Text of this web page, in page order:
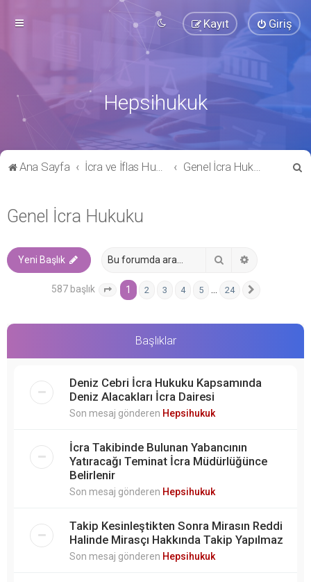
Giriş
Kayıt
Hepsihukuk
Ana Sayfa İcra ve İflas Hukuku Genel İcra Hukuku
Genel İcra Hukuku
Yeni Başlık
587 başlık . sayfa (Toplam24 sayfa)
1 2 3 4 5 24
Başlıklar
Deniz Cebri İcra Hukuku Kapsamında
Deniz Alacakları İcra Dairesi
Son mesaj gönderen Hepsihukuk
İcra Takibinde Bulunan Yabancının
Yatıracağı Teminat İcra Müdürlüğünce
Belirlenir
Son mesaj gönderen Hepsihukuk
Takip Kesinleştikten Sonra Mirasın Reddi
Halinde Mirasçı Hakkında Takip Yapılmaz
Son mesaj gönderen Hepsihukuk